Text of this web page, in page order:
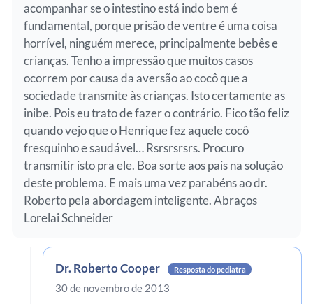
acompanhar se o intestino está indo bem é
fundamental, porque prisão de ventre é uma coisa
horrível, ninguém merece, principalmente bebês e
crianças. Tenho a impressão que muitos casos
ocorrem por causa da aversão ao cocô que a
sociedade transmite às crianças. Isto certamente as
inibe. Pois eu trato de fazer o contrário. Fico tão feliz
quando vejo que o Henrique fez aquele cocô
fresquinho e saudável… Rsrsrsrsrs. Procuro
transmitir isto pra ele. Boa sorte aos pais na solução
deste problema. E mais uma vez parabéns ao dr.
Roberto pela abordagem inteligente. Abraços
Lorelai Schneider
Dr. Roberto Cooper Resposta do pediatra
30 de novembro de 2013